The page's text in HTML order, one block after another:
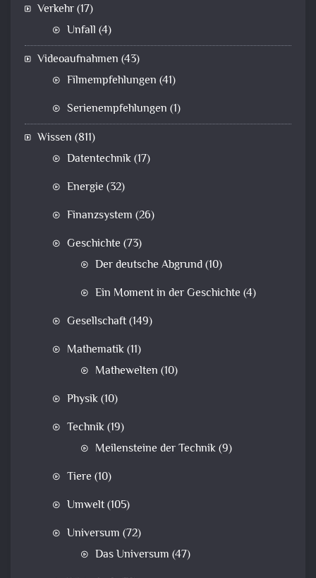
Verkehr(17)
Unfall (4)
Videoaufnahmen (43)
Filmempfehlungen (41)
Serienempfehlungen (1)
Wissen (811)
Datentechnik(17)
Energie (32)
Finanzsystem (26)
Geschichte (73)
Der deutsche Abgrund(10)
Ein Moment in der Geschichte (4)
Gesellschaft(149)
Mathematik(11)
Mathewelten (10)
Physik(10)
Technik(19)
Meilensteine der Technik(9)
Tiere (10)
Umwelt(105)
Universum (72)
Das Universum (47)